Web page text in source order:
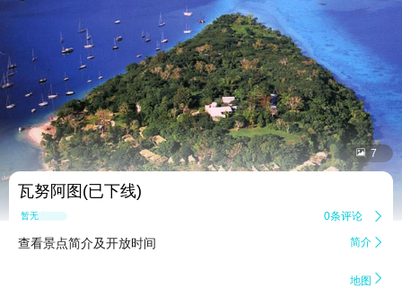
 7
瓦努阿图(已下线)
暂无点评 0条评论 
查看景点简介及开放时间 简介 
地图 
